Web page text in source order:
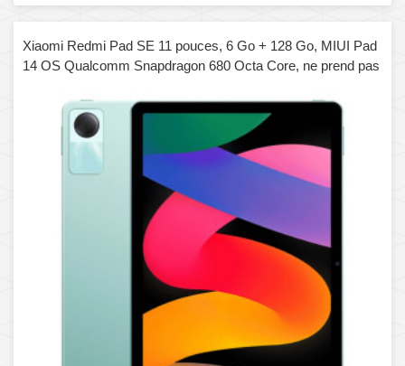
Xiaomi Redmi Pad SE 11 pouces, 6 Go + 128 Go, MIUI Pad
14 OS Qualcomm Snapdragon 680 Octa Core, ne prend pas